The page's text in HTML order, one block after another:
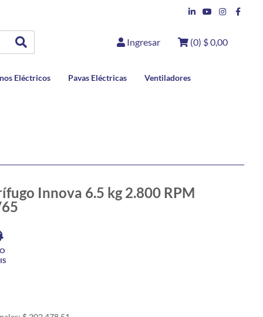
Ingresar (0) $ 0,00
Eléctricos Pavas Eléctricas Ventiladores
Innova 6.5 kg 2.800 RPM